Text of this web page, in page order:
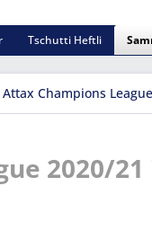
Tschutti Heftli
Champions
2020/